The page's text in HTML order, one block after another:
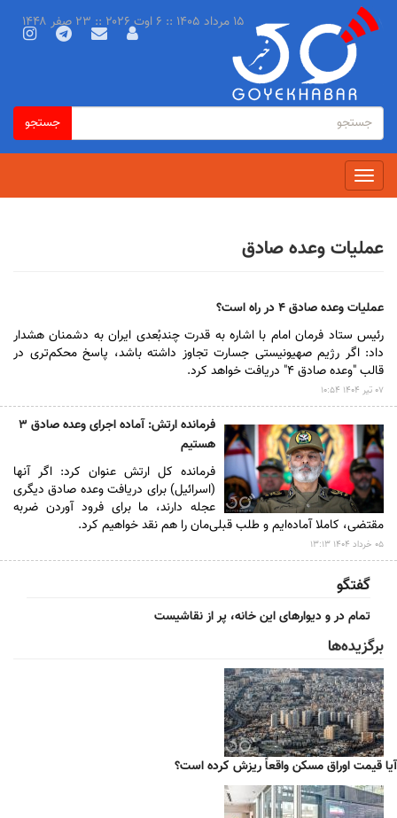
فرم
جستجو
جستجو
جستجو
Toggle
navigation
۱۵ مرداد ۱۴۰۵ :: ۶ اوت ۲۰۲۶ :: ۲۳ صفر ۱۴۴۸
عملیات وعده صادق
عملیات وعده صادق ۴ در راه است؟
رئیس ستاد فرمان امام با اشاره به قدرت چندبُعدی ایران به دشمنان هشدار
داد: اگر رژیم صهیونیستی جسارت تجاوز داشته باشد، پاسخ محکم‌تری در
قالب "وعده صادق ۴" دریافت خواهد کرد.
۰۷ تير ۱۴۰۴ ۱۰:۵۴
فرمانده ارتش: آماده اجرای وعده صادق ۳
هستیم
فرمانده کل ارتش عنوان کرد: اگر آنها
(اسرائیل) برای دریافت وعده صادق دیگری
عجله دارند، ما برای فرود آوردن ضربه
مقتضی، کاملا آماده‌ایم و طلب قبلی‌مان را هم نقد خواهیم کرد.
۰۵ خرداد ۱۴۰۴ ۱۳:۱۳
گفتگو
تمام در و دیوارهای این خانه، پر از نقاشیست
برگزیده‌ها
آیا قیمت اوراق مسکن واقعاً ریزش کرده است؟